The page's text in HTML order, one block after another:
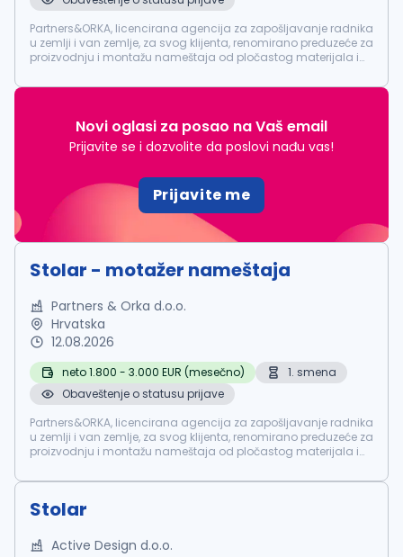
Partners&ORKA, licencirana agencija za zapošljavanje radnika
u zemlji i van zemlje, za svog klijenta, renomirano preduzeće za
proizvodnju i montažu nameštaja od pločastog materijala i
rastućoj ...
Novi oglasi za posao na Vaš email
Prijavite se i dozvolite da poslovi nađu vas!
Prijavite me
Stolar - motažer nameštaja
Partners & Orka d.o.o.
Hrvatska
12.08.2026
neto 1.800 - 3.000 EUR (mesečno)
1. smena
Obaveštenje o statusu prijave
Partners&ORKA, licencirana agencija za zapošljavanje radnika
u zemlji i van zemlje, za svog klijenta, renomirano preduzeće za
proizvodnju i montažu nameštaja od pločastog materijala i
neodre...
Stolar
Active Design d.o.o.